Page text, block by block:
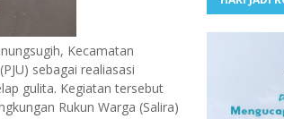
Kecamatan
sebagai realiasasi
gulita. Kegiatan tersebut
Rukun Warga (Salira)